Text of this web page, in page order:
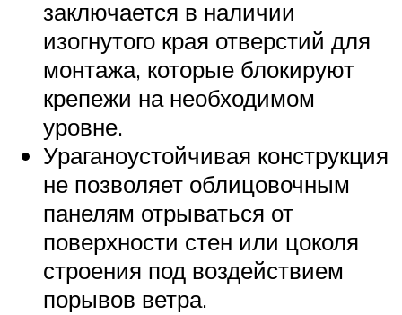
заключается в наличии
изогнутого края отверстий для
монтажа, которые блокируют
крепежи на необходимом
уровне.
Ураганоустойчивая конструкция
не позволяет облицовочным
панелям отрываться от
поверхности стен или цоколя
строения под воздействием
порывов ветра.